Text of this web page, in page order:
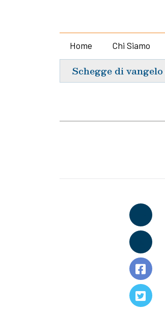
Home Chi Siamo
Schegge di vangelo